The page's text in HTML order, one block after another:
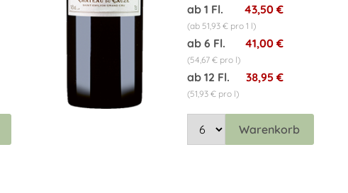
ab 1 Fl. 43,50 €
(ab 51,93 € pro 1 l)
ab 6 Fl. 41,00 €
(54,67 € pro l)
ab 12 Fl. 38,95 €
(51,93 € pro l)
Warenkorb